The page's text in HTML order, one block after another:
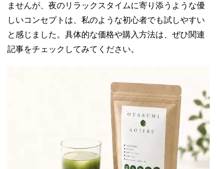
ませんが、夜のリラックスタイムに寄り添うような優
しいコンセプトは、私のような初心者でも試しやすい
と感じました。具体的な価格や購入方法は、ぜひ関連
記事をチェックしてみてください。